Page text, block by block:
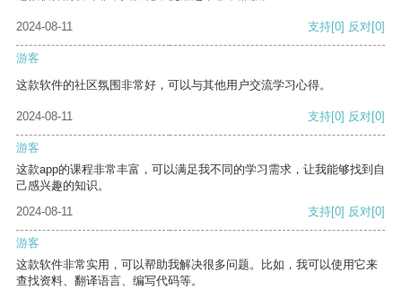
2024-08-11 支持[0] 反对[0]
游客
这款软件的社区氛围非常好，可以与其他用户交流学习心得。
2024-08-11 支持[0] 反对[0]
游客
这款app的课程非常丰富，可以满足我不同的学习需求，让我能够找到自
己感兴趣的知识。
2024-08-11
支持[0] 反对[0]
游客
这款软件非常实用，可以帮助我解决很多问题。比如，我可以使用它来
查找资料、翻译语言、编写代码等。